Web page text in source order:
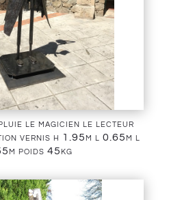
le magicien le lecteur
vernis h 1.95m l 0.65m l
poids 45kg